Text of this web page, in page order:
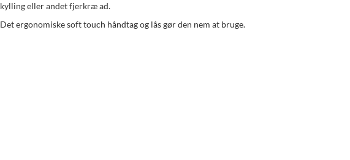
kylling eller andet fjerkræ ad.
Det ergonomiske soft touch håndtag og lås gør den nem at bruge.